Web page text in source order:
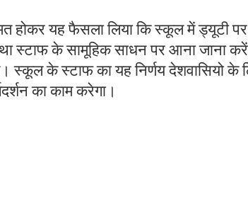
होकर यह फैसला लिया कि स्कूल में ड्यूटी पर
स्टाफ के सामूहिक साधन पर आना जाना
स्कूल के स्टाफ का यह निर्णय देशवासियो के
का काम करेगा।